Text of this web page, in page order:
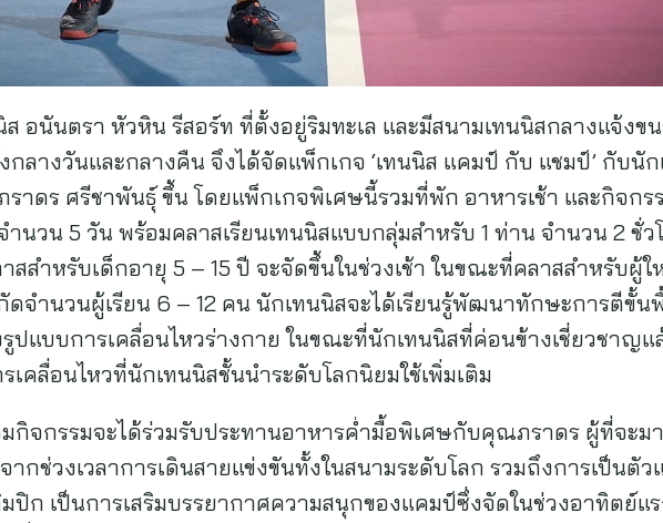
อนันตรา หัวหิน รีสอร์ท ที่ตั้งอยู่ริมทะเล และมีสนามเทนนิสกลางแจ้งข
ลางวันและกลางคืน จึงได้จัดแพ็กเกจ ‘เทนนิส แคมป์ กับ แชมป์’ กับนั
ราดร ศรีชาพันธุ์ ขึ้น โดยแพ็กเกจพิเศษนี้รวมที่พัก อาหารเช้า และกิจกร
นวน 5 วัน พร้อมคลาสเรียนเทนนิสแบบกลุ่มสำหรับ 1 ท่าน จำนวน 2 ชั่ว
สสำหรับเด็กอายุ 5 – 15 ปี จะจัดขึ้นในช่วงเช้า ในขณะที่คลาสสำหรับผู้
ดจำนวนผู้เรียน 6 – 12 คน นักเทนนิสจะได้เรียนรู้พัฒนาทักษะการตีขั้น
ปแบบการเคลื่อนไหวร่างกาย ในขณะที่นักเทนนิสที่ค่อนข้างเชี่ยวชาญแ
เคลื่อนไหวที่นักเทนนิสชั้นนำระดับโลกนิยมใช้เพิ่มเติม
กิจกรรมจะได้ร่วมรับประทานอาหารค่ำมื้อพิเศษกับคุณภราดร ผู้ที่จะม
กช่วงเวลาการเดินสายแข่งขันทั้งในสนามระดับโลก รวมถึงการเป็นตัว
ปิก เป็นการเสริมบรรยากาศความสนุกของแคมป์ซึ่งจัดในช่วงอาทิตย์แ